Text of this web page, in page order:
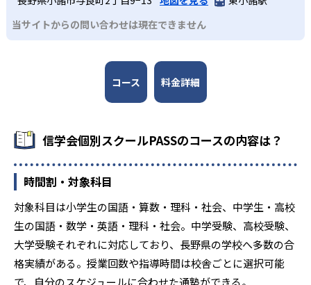
諏訪清陵高校附属中 5
長野市立長野中 5
20
長野清泉女学院中 3
佐久長聖中 26
松本秀峰中等教育学校 8
上教大附属中 2
当サイトからの問い合わせは現在できません
コース 料金詳細
信学会個別スクールPASSのコースの内容は？
時間割・対象科目
対象科目は小学生の国語・算数・理科・社会、中学生・高校
生の国語・数学・英語・理科・社会。中学受験、高校受験、
大学受験それぞれに対応しており、長野県の学校へ多数の合
格実績がある。授業回数や指導時間は校舎ごとに選択可能
で、自分のスケジュールに合わせた通塾ができる。